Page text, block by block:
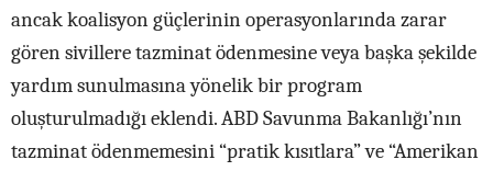
ancak koalisyon güçlerinin operasyonlarında zarar
gören sivillere tazminat ödenmesine veya başka şekilde
yardım sunulmasına yönelik bir program
oluşturulmadığı eklendi. ABD Savunma Bakanlığı’nın
tazminat ödenmemesini “pratik kısıtlara” ve “Amerikan